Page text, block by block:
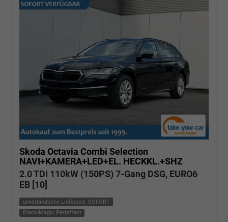
Skoda Octavia Combi Selection
NAVI+KAMERA+LED+EL. HECKKL.+SHZ
2.0 TDI 110kW (150PS) 7-Gang DSG, EURO6
EB [10]
unverbindliche Lieferzeit: SOFORT
Black-Magic Perleffekt